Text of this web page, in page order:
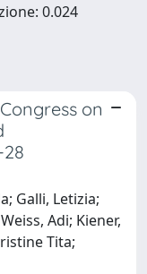
0.024
on
Galli, Letizia;
Adi; Kiener,
Tita;